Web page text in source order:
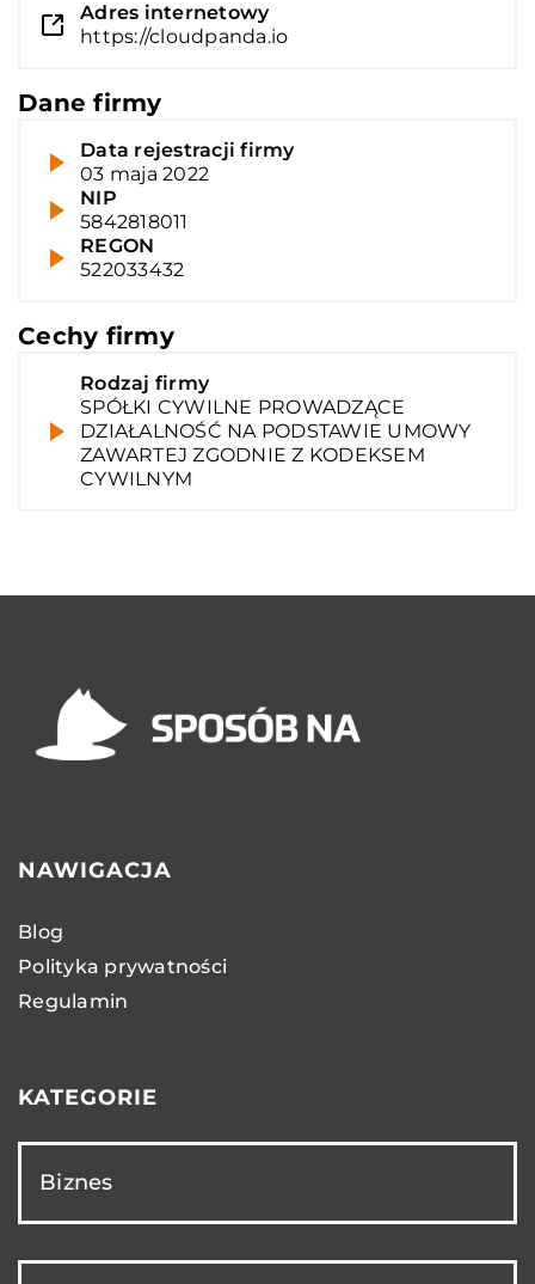
Adres internetowy
https://cloudpanda.io
Dane firmy
Data rejestracji firmy
03 maja 2022
NIP
5842818011
REGON
522033432
Cechy firmy
Rodzaj firmy
SPÓŁKI CYWILNE PROWADZĄCE
DZIAŁALNOŚĆ NA PODSTAWIE UMOWY
ZAWARTEJ ZGODNIE Z KODEKSEM
CYWILNYM
NAWIGACJA
Blog
Polityka prywatności
Regulamin
KATEGORIE
Biznes